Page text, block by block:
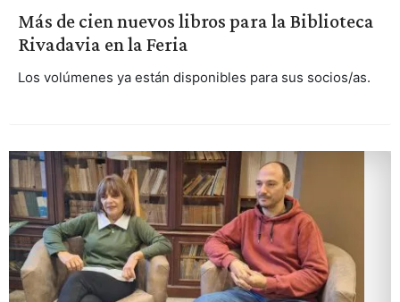
Más de cien nuevos libros para la Biblioteca
Rivadavia en la Feria
Los volúmenes ya están disponibles para sus socios/as.